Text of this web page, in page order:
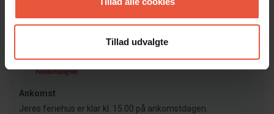
Tillad udvalgte
Bureau
Ankomst
Jeres feriehus er klar kl. 15.00 på ankomstdagen.